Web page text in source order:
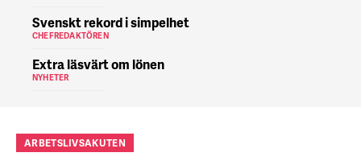
Svenskt rekord i simpelhet
CHEFREDAKTÖREN
Extra läsvärt om lönen
NYHETER
ARBETSLIVSAKUTEN